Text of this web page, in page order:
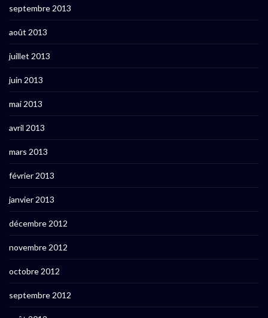
septembre 2013
août 2013
juillet 2013
juin 2013
mai 2013
avril 2013
mars 2013
février 2013
janvier 2013
décembre 2012
novembre 2012
octobre 2012
septembre 2012